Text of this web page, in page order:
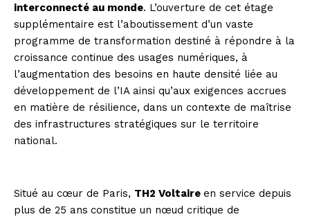
interconnecté au monde. L’ouverture de cet étage
supplémentaire est l’aboutissement d’un vaste
programme de transformation destiné à répondre à la
croissance continue des usages numériques, à
l’augmentation des besoins en haute densité liée au
développement de l’IA ainsi qu’aux exigences accrues
en matière de résilience, dans un contexte de maîtrise
des infrastructures stratégiques sur le territoire
national.
Situé au cœur de Paris, TH2 Voltaire en service depuis
plus de 25 ans constitue un nœud critique de